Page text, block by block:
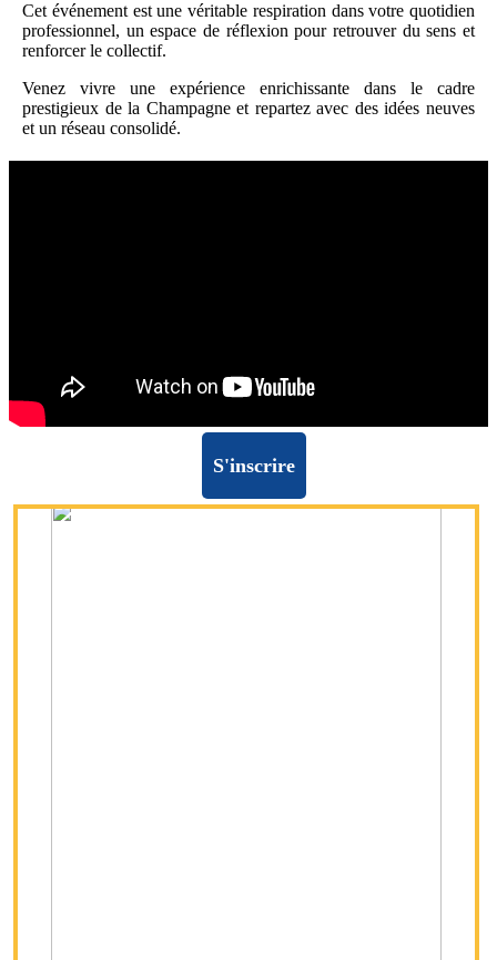
Cet événement est une véritable respiration dans votre quotidien
professionnel, un espace de réflexion pour retrouver du sens et
renforcer le collectif.
Venez vivre une expérience enrichissante dans le cadre
prestigieux de la Champagne et repartez avec des idées neuves
et un réseau consolidé.
S'inscrire